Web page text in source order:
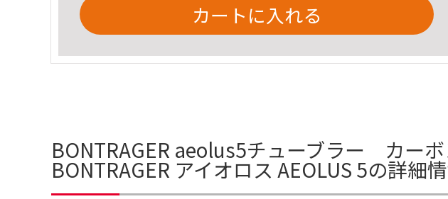
カートに入れる
BONTRAGER aeolus5チューブラー カー
BONTRAGER アイオロス AEOLUS 5の詳細